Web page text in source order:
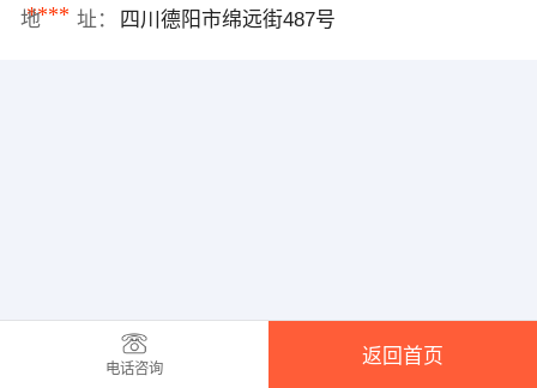
****
地 址： 四川德阳市绵远街487号
电话咨询
返回首页